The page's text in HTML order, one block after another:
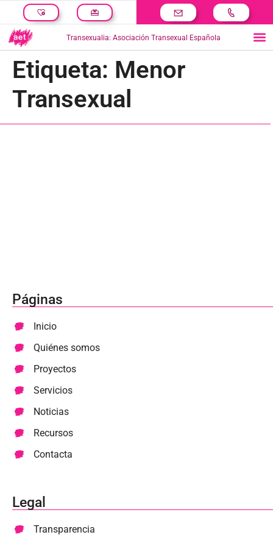
Transexualia: Asociación Transexual Española
Etiqueta: Menor
Transexual
Páginas
Inicio
Quiénes somos
Proyectos
Servicios
Noticias
Recursos
Contacta
Legal
Transparencia